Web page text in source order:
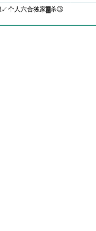
个人六合独家▓杀③